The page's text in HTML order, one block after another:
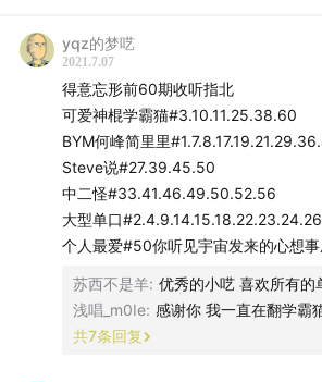
* 《无为》
* 棒喝
* 《习惯的力量》
* In the Zone - Wikipedia
* 《Strokes of Genius》
* Meditation - Wikipedia
* 《思考，快与慢》
* 《超越智商：为什么聪明人也会做
* 《这才是心理学:看穿伪心理学的本
* 《The Inner Game Of Tennis》
* 享乐主义 - Hedonism
yqz的梦呓
2021.7.07
得意忘形前60期收听指北
可爱神棍学霸猫#3.10.11.25.38.60
BYM何峰简里里
Steve说#27.39.45.50
中二怪#33.41.46.49.50.52.56
大型单口
个人最爱#50你听见宇宙发来的心想
苏西不是羊: 优秀的小呓 喜欢所有的
浅唱_m0Ie: 感谢你 我一直在翻学霸
共7条回复